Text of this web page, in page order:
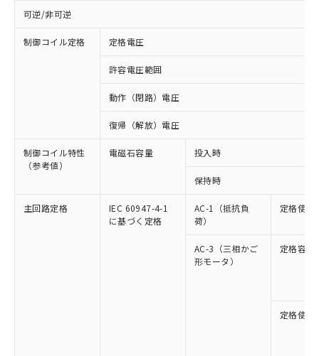
可逆/非可逆
制御コイル定格 定格電圧
許容電圧範囲
動作（閉路）電圧
復帰（解放）電圧
制御コイル特性
（参考値）
電磁石容量 投入時
保持時
主回路定格
IEC 60947-4-1
に基づく定格
AC-1（抵抗負
荷）
定格使用
AC-3（三相かご
形モータ）
定格容量
定格使用